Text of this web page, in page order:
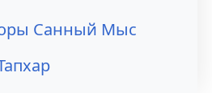
Санный Мыс